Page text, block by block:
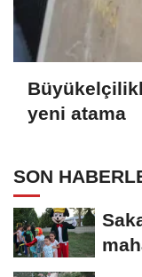
yeni atama
SON